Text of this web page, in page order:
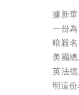
據新
一份
暗殺
美國
英法
明這份